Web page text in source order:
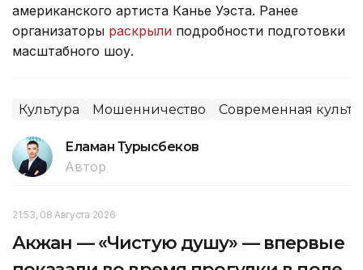
американского артиста Канье Уэста. Ранее
организаторы раскрыли подробности подготовки
масштабного шоу.
Культура Мошенничество Современная
Еламан Турысбеков
Автор
21:53, 08 Августа 2026
Акжан — «Чистую душу» — впервые